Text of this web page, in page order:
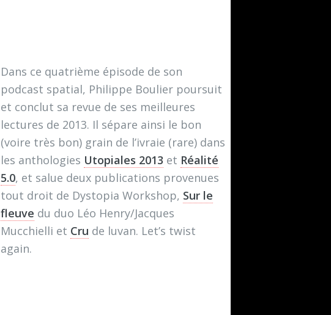
Dans ce quatrième épisode de son
podcast spatial, Philippe Boulier poursuit
et conclut sa revue de ses meilleures
lectures de 2013. Il sépare ainsi le bon
(voire très bon) grain de l’ivraie (rare) dans
les anthologies Utopiales 2013 et Réalité
5.0, et salue deux publications provenues
tout droit de Dystopia Workshop, Sur le
fleuve du duo Léo Henry/Jacques
Mucchielli et Cru de luvan. Let’s twist
again.